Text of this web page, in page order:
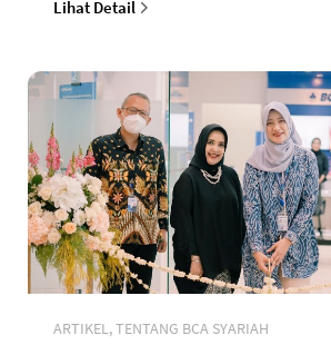
Lihat Detail
ARTIKEL, TENTANG BCA SYARIAH